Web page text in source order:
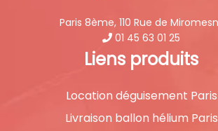
Paris 8ème, 110 Rue de
01 45 63 01 25
Liens produits
Location déguisement Paris
Livraison ballon hélium Paris